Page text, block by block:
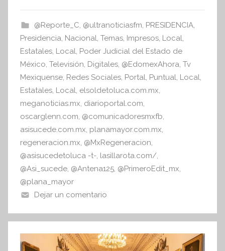
I
n
f
o
r
m
a
t
i
v
a
b
o
o
k
A
p
p
@Reporte_C, @ultranoticiasfm, PRESIDENCIA,
Presidencia, Nacional, Temas, Impresos, Local,
Estatales, Local, Poder Judicial del Estado de
México, Televisión, Digitales, @EdomexAhora, Tv
Mexiquense, Redes Sociales, Portal, Puntual, Local,
Estatales, Local, elsoldetoluca.com.mx,
meganoticias.mx, diarioportal.com,
oscarglenn.com, @comunicadoresmxfb,
asisucede.com.mx, planamayor.com.mx,
regeneracion.mx, @MxRegeneracion,
@asisucedetoluca -t-, lasillarota.com/,
@Asi_sucede, @Antena125, @PrimeroEdit_mx,
@plana_mayor
Dejar un comentario